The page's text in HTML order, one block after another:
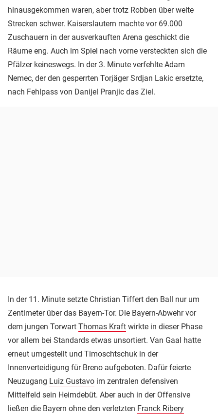
hinausgekommen waren, aber trotz Robben über weite
Strecken schwer. Kaiserslautern machte vor 69.000
Zuschauern in der ausverkauften Arena geschickt die
Räume eng. Auch im Spiel nach vorne versteckten sich die
Pfälzer keineswegs. In der 3. Minute verfehlte Adam
Nemec, der den gesperrten Torjäger Srdjan Lakic ersetzte,
nach Fehlpass von Danijel Pranjic das Ziel.
In der 11. Minute setzte Christian Tiffert den Ball nur um
Zentimeter über das Bayern-Tor. Die Bayern-Abwehr vor
dem jungen Torwart Thomas Kraft wirkte in dieser Phase
vor allem bei Standards etwas unsortiert. Van Gaal hatte
erneut umgestellt und Timoschtschuk in der
Innenverteidigung für Breno aufgeboten. Dafür feierte
Neuzugang Luiz Gustavo im zentralen defensiven
Mittelfeld sein Heimdebüt. Aber auch in der Offensive
ließen die Bayern ohne den verletzten Franck Ribery